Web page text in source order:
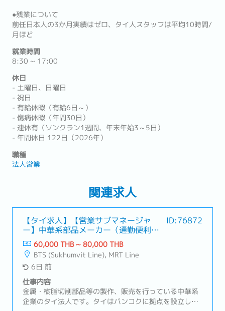
●残業について
前任日本人の3か月実績はゼロ、タイ人スタッフは平均10時間/
月ほど
就業時間
8:30 ~ 17:00
休日
- 土曜日、日曜日
- 祝日
- 有給休暇（有給6日～）
- 傷病休暇（年間30日）
- 連休有（ソンクラン1週間、年末年始3～5日）
- 年間休日 122日（2026年）
職種
法人営業
関連求人
【タイ求人】【営業サブマネージャ
ー】中華系部品メーカー（通勤便利・
キャリアパス豊富）
ID:76872
60,000 THB ~ 80,000 THB
BTS (Sukhumvit Line), MRT Line
6日 前
仕事内容
金属・樹脂切削部品等の製作、販売を行っている中華系
企業のタイ法人です。タイはバンコクに拠点を設立し、